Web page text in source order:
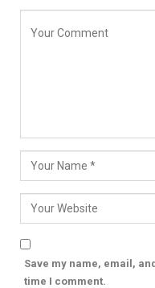
Save my name, email,
time I comment.